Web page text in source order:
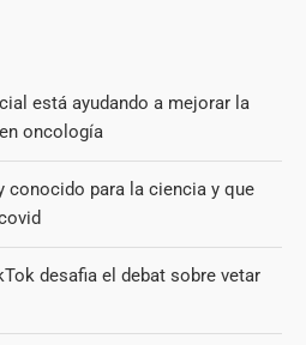
está ayudando a mejorar la
oncología
conocido para la ciencia y que
desafia el debat sobre vetar